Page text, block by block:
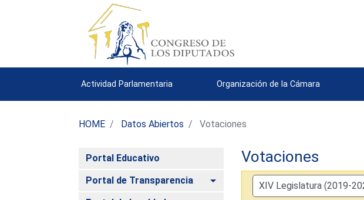
Actividad Parlamentaria Organización de la Cámara
HOME Datos Abiertos Votaciones
Portal Educativo
Portal de Transparencia
Alternar
Votaciones